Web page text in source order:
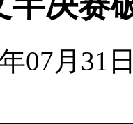
07月31